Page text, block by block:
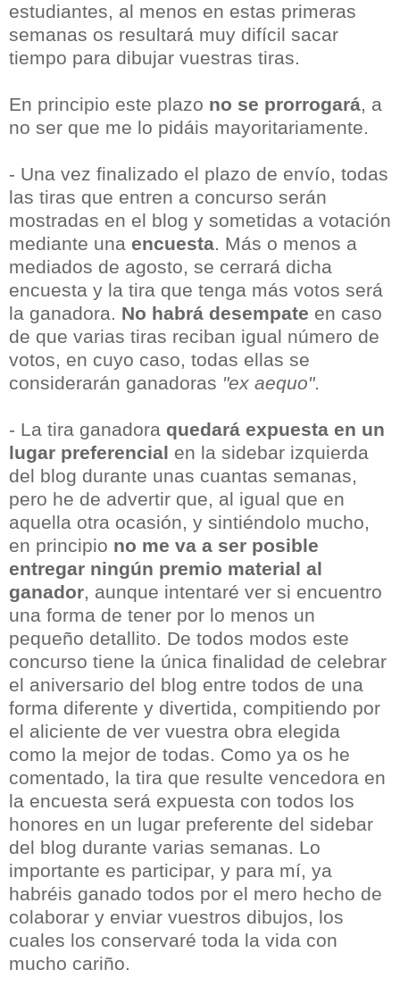
estudiantes, al menos en estas primeras
semanas os resultará muy difícil sacar
tiempo para dibujar vuestras tiras.
En principio este plazo no se prorrogará, a
no ser que me lo pidáis mayoritariamente.
- Una vez finalizado el plazo de envío, todas
las tiras que entren a concurso serán
mostradas en el blog y sometidas a votación
mediante una encuesta. Más o menos a
mediados de agosto, se cerrará dicha
encuesta y la tira que tenga más votos será
la ganadora. No habrá desempate en caso
de que varias tiras reciban igual número de
votos, en cuyo caso, todas ellas se
considerarán ganadoras "ex aequo".
- La tira ganadora quedará expuesta en un
lugar preferencial en la sidebar izquierda
del blog durante unas cuantas semanas,
pero he de advertir que, al igual que en
aquella otra ocasión, y sintiéndolo mucho,
en principio no me va a ser posible
entregar ningún premio material al
ganador, aunque intentaré ver si encuentro
una forma de tener por lo menos un
pequeño detallito. De todos modos este
concurso tiene la única finalidad de celebrar
el aniversario del blog entre todos de una
forma diferente y divertida, compitiendo por
el aliciente de ver vuestra obra elegida
como la mejor de todas. Como ya os he
comentado, la tira que resulte vencedora en
la encuesta será expuesta con todos los
honores en un lugar preferente del sidebar
del blog durante varias semanas. Lo
importante es participar, y para mí, ya
habréis ganado todos por el mero hecho de
colaborar y enviar vuestros dibujos, los
cuales los conservaré toda la vida con
mucho cariño.